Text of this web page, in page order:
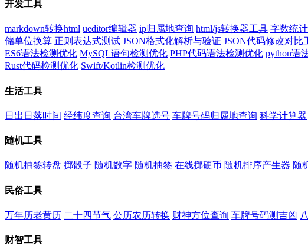
开发工具
markdown转换html ueditor编辑器 ip归属地查询 html/js转换器工具 字数统计
储单位换算 正则表达式测试 JSON格式化解析与验证 JSON代码修改对比
ES6语法检测优化 MySQL语句检测优化 PHP代码语法检测优化 python语
Rust代码检测优化 Swift/Kotlin检测优化
生活工具
日出日落时间 经纬度查询 台湾车牌选号 车牌号码归属地查询 科学计算器
随机工具
随机抽签转盘 掷骰子 随机数字 随机抽签 在线掷硬币 随机排序产生器 随
民俗工具
万年历老黄历 二十四节气 公历农历转换 财神方位查询 车牌号码测吉凶
财智工具